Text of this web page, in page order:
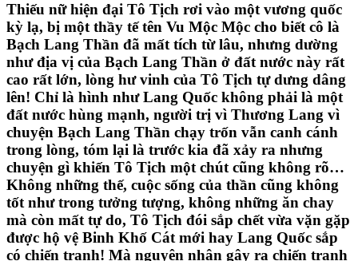
Thiếu nữ hiện đại Tô Tịch rơi vào một vương quốc
kỳ lạ, bị một thầy tế tên Vu Mộc Mộc cho biết cô là
Bạch Lang Thần đã mất tích từ lâu, nhưng dường
như địa vị của Bạch Lang Thần ở đất nước này rất
cao rất lớn, lòng hư vinh của Tô Tịch tự dưng dâng
lên! Chỉ là hình như Lang Quốc không phải là một
đất nước hùng mạnh, người trị vì Thương Lang vì
chuyện Bạch Lang Thần chạy trốn vẫn canh cánh
trong lòng, tóm lại là trước kia đã xảy ra nhưng
chuyện gì khiến Tô Tịch một chút cũng không rõ…
Không những thế, cuộc sống của thần cũng không
tốt như trong tưởng tượng, không những ăn chay
mà còn mất tự do, Tô Tịch đói sắp chết vừa vặn gặp
được hộ vệ Binh Khố Cát mới hay Lang Quốc sắp
có chiến tranh! Mà nguyên nhân gây ra chiến tranh